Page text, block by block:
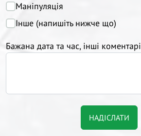
Маніпуляція
Інше (напишіть нижче що)
Бажана дата та час, інші коментарі